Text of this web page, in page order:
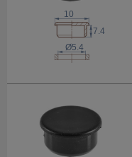
7.4
10
Ø5.4